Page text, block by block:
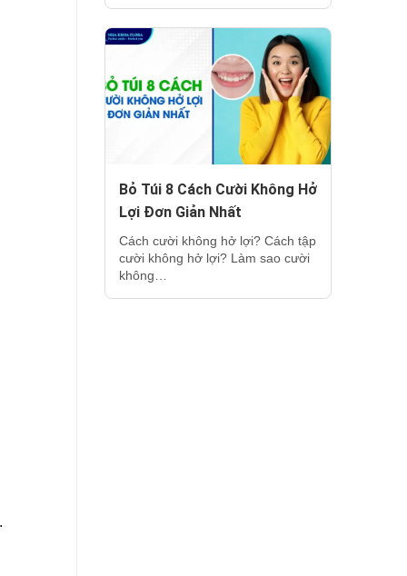
Bỏ Túi 8 Cách Cười Không Hở
Lợi Đơn Giản Nhất
Cách cười không hở lợi? Cách tập
cười không hở lợi? Làm sao cười
không…